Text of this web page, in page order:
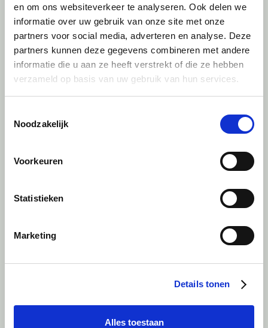
en om ons websiteverkeer te analyseren. Ook delen we
informatie over uw gebruik van onze site met onze
partners voor social media, adverteren en analyse. Deze
partners kunnen deze gegevens combineren met andere
informatie die u aan ze heeft verstrekt of die ze hebben
verzameld op basis van uw gebruik van hun services.
Noodzakelijk
Voorkeuren
Statistieken
Marketing
Details tonen
Alles toestaan
ondernemen. Je weet wat je ouders ervoor
hebben moeten doen; maar nu moet je het
zelf doen. Dat maakt het spannend en
uitdagend.”
“Het is heel waardevol als je mensen hebt
emotie bij kijken, vooral als het om geld en
belangen gaat. Bij een transactie draait het
vertrouwen en relaties. Zeker als je zelf ook
aandeelhouder bent, kom je al snel in een
spagaat terecht. Het is fijn als iemand dan
Wat is ervoor jullie veranderd na de